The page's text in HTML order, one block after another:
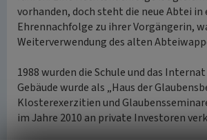
vorhanden, doch steht die neue Abtei
Ehrennachfolge zu ihrer Vorgängerin,
Weiterverwendung des alten
1988 wurden die Schule und das
Gebäude wurde als „Haus der
Klosterexerzitien und
im Jahre 2010 an private Investoren